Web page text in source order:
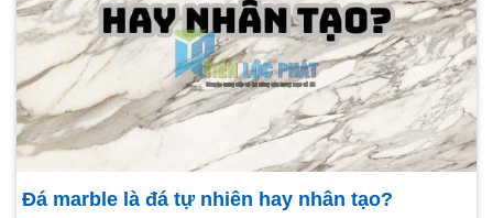
Đá marble là đá tự nhiên hay nhân tạo?